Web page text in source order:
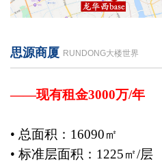
思源商厦 RUNDONG大楼世界
——现有租金3000万/年
• 总面积：16090㎡
• 标准层面积：1225㎡/层